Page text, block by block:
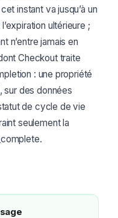
instant va jusqu’à un
ultérieure ;
n’entre jamais en
Checkout traite
: une propriété
sur des données
de cycle de vie
seulement la